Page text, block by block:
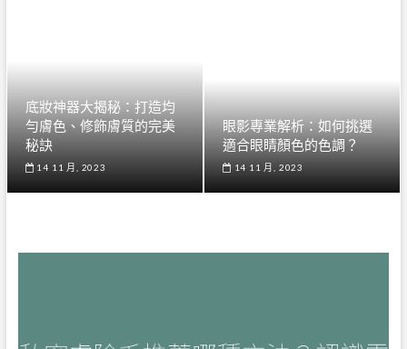
底妝神器大揭秘：打造均
勻膚色、修飾膚質的完美
秘訣
14 11 月, 2023
眼影專業解析：如何挑選
適合眼睛顏色的色調？
14 11 月, 2023